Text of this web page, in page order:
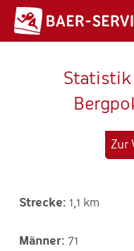
Statistik
Zur
1,1 km
71